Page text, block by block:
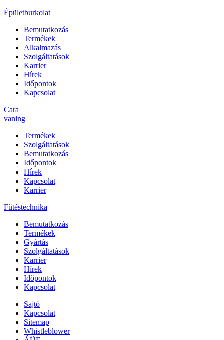
Épületburkolat
Bemutatkozás
Termékek
Alkalmazás
Szolgáltatások
Karrier
Hírek
Időpontok
Kapcsolat
Cara
vaning
Termékek
Szolgáltatások
Bemutatkozás
Időpontok
Hírek
Kapcsolat
Karrier
Fűtéstechnika
Bemutatkozás
Termékek
Gyártás
Szolgáltatások
Karrier
Hírek
Időpontok
Kapcsolat
Sajtó
Kapcsolat
Sitemap
Whistleblower